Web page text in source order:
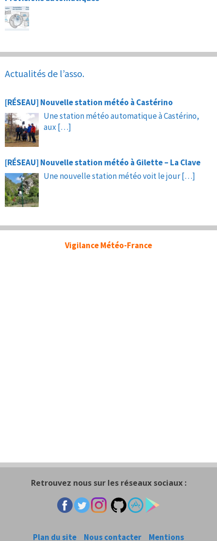
Actualités de l’asso.
[RÉSEAU] Nouvelle station météo à Castérino
Une station météo automatique à Castérino,
aux […]
[RÉSEAU] Nouvelle station météo à Gilette – La Clave
Une nouvelle station météo voit le jour[…]
Vigilance Météo-France
Retrouvez nous sur les réseaux sociaux :
Plan du site Nous contacter Mentions